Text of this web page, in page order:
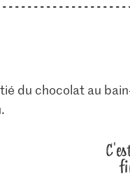
du chocolat au